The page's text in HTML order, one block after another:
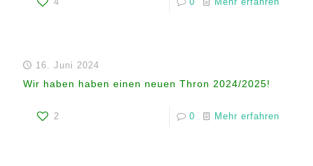
16. Juni 2024
Wir haben haben einen neuen Thron 2024/2025!
2 0 Mehr erfahren